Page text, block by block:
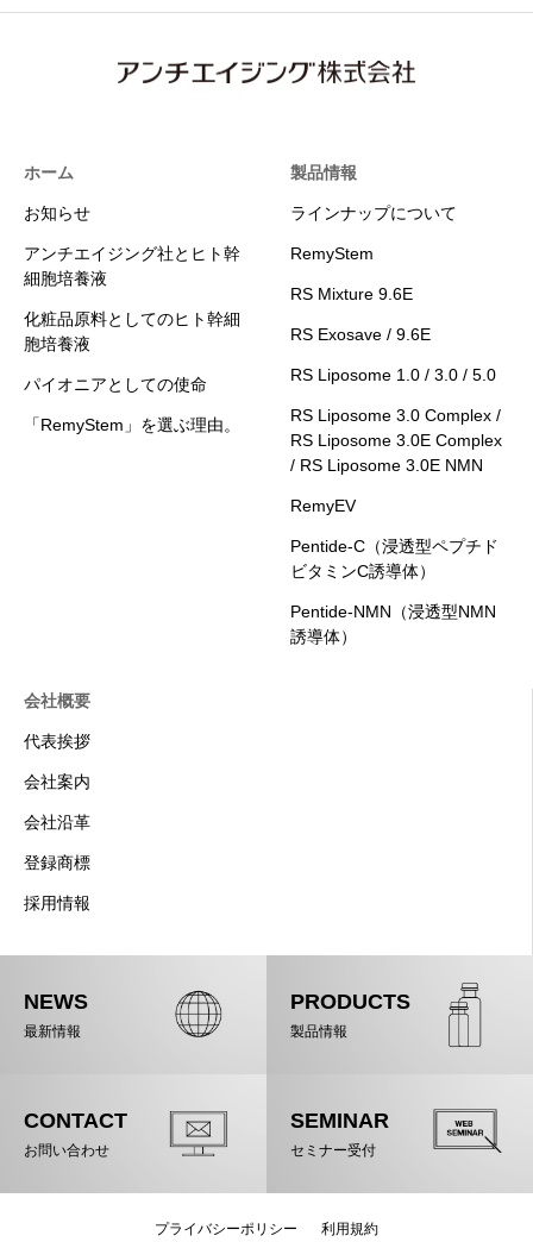
ホーム
お知らせ
アンチエイジング社とヒト幹
細胞培養液
化粧品原料としてのヒト幹細
胞培養液
パイオニアとしての使命
「RemyStem」を選ぶ理由。
製品情報
ラインナップについて
RemyStem
RS Mixture 9.6E
RS Exosave / 9.6E
RS Liposome 1.0 / 3.0 / 5.0
RS Liposome 3.0 Complex /
RS Liposome 3.0E Complex
/ RS Liposome 3.0E NMN
RemyEV
Pentide-C（浸透型ペプチド
ビタミンC誘導体）
Pentide-NMN（浸透型NMN
誘導体）
会社概要
代表挨拶
会社案内
会社沿革
登録商標
採用情報
NEWS
最新情報
PRODUCTS
製品情報
CONTACT
お問い合わせ
SEMINAR
セミナー受付
プライバシーポリシー 利用規約